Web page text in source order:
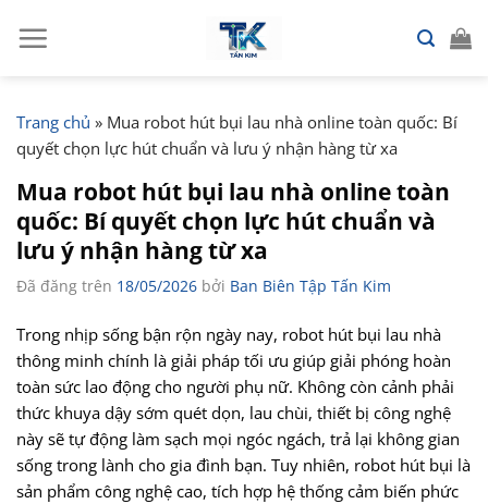
đến
Trang chủ » Mua robot hút bụi lau nhà online toàn quốc: Bí
quyết chọn lực hút chuẩn và lưu ý nhận hàng từ xa
Mua robot hút bụi lau nhà online toàn
quốc: Bí quyết chọn lực hút chuẩn và
lưu ý nhận hàng từ xa
Đã đăng trên 18/05/2026 bởi Ban Biên Tập Tấn Kim
Trong nhịp sống bận rộn ngày nay, robot hút bụi lau nhà
thông minh chính là giải pháp tối ưu giúp giải phóng hoàn
toàn sức lao động cho người phụ nữ. Không còn cảnh phải
thức khuya dậy sớm quét dọn, lau chùi, thiết bị công nghệ
này sẽ tự động làm sạch mọi ngóc ngách, trả lại không gian
sống trong lành cho gia đình bạn. Tuy nhiên, robot hút bụi là
sản phẩm công nghệ cao, tích hợp hệ thống cảm biến phức